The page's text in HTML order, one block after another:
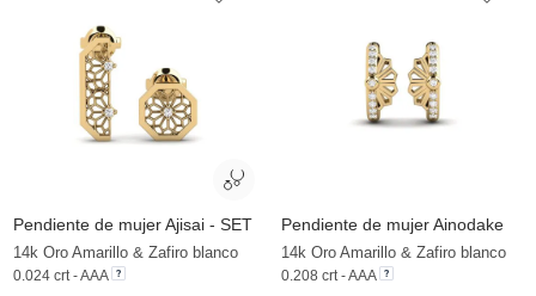
Pendiente de mujer Ajisai - SET
14k Oro Amarillo & Zafiro blanco
0.024 crt - AAA
Pendiente de mujer Ainodake
14k Oro Amarillo & Zafiro blanco
0.208 crt - AAA